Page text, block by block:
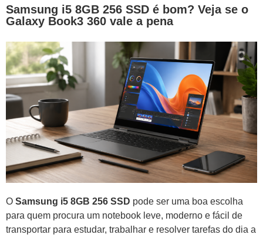
Samsung i5 8GB 256 SSD é bom? Veja se o
Galaxy Book3 360 vale a pena
O Samsung i5 8GB 256 SSD pode ser uma boa escolha
para quem procura um notebook leve, moderno e fácil de
transportar para estudar, trabalhar e resolver tarefas do dia a